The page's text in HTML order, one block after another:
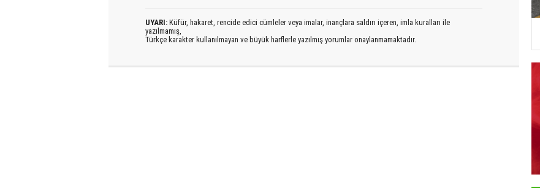
UYARI: Küfür, hakaret, rencide edici cümleler veya imalar, inançlara saldırı içeren, imla kuralları ile
yazılmamış,
Türkçe karakter kullanılmayan ve büyük harflerle yazılmış yorumlar onaylanmamaktadır.